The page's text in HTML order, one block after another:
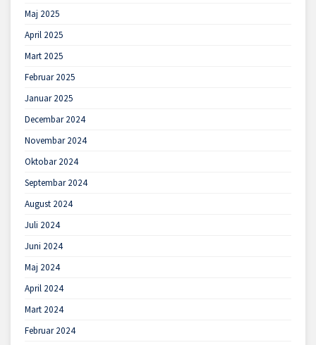
Maj 2025
April 2025
Mart 2025
Februar 2025
Januar 2025
Decembar 2024
Novembar 2024
Oktobar 2024
Septembar 2024
August 2024
Juli 2024
Juni 2024
Maj 2024
April 2024
Mart 2024
Februar 2024